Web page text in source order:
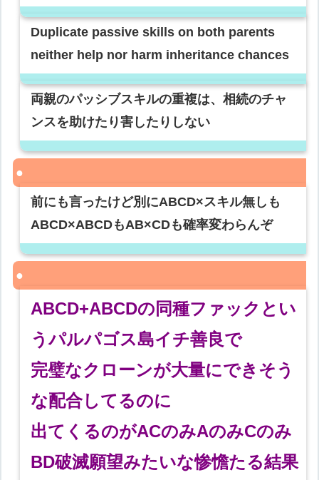
Duplicate passive skills on both parents
neither help nor harm inheritance chances
両親のパッシブスキルの重複は、相続のチャ
ンスを助けたり害したりしない
前にも言ったけど別にABCD×スキル無しも
ABCD×ABCDもAB×CDも確率変わらんぞ
ABCD+ABCDの同種ファックとい
うパルパゴス島イチ善良で
完璧なクローンが大量にできそう
な配合してるのに
出てくるのがACのみAのみCのみ
BD破滅願望みたいな惨憺たる結果